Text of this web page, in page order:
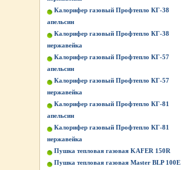
Калорифер газовый Профтепло КГ-38
апельсин
Калорифер газовый Профтепло КГ-38
нержавейка
Калорифер газовый Профтепло КГ-57
апельсин
Калорифер газовый Профтепло КГ-57
нержавейка
Калорифер газовый Профтепло КГ-81
апельсин
Калорифер газовый Профтепло КГ-81
нержавейка
Пушка тепловая газовая KAFER 150R
Пушка тепловая газовая Master BLP 100E